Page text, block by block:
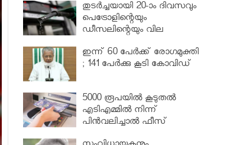
തുടർച്ചയായി 20-ാം ദിവസവും
പെട്രോളിന്റെയും
ഡീസലിന്റെയും വില
ഇന്ന് 60 പേർക്ക് രോഗമുക്തി
; 141 പേര്‍ക്കു കൂടി കോവിഡ്
5000 രൂപയിൽ കൂടുതൽ
എടിഎമ്മിൽ നിന്ന്
പിൻവലിച്ചാൽ ഫീസ്